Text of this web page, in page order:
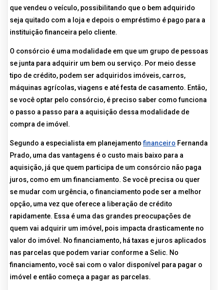
que vendeu o veículo, possibilitando que o bem adquirido
seja quitado com a loja e depois o empréstimo é pago para a
instituição financeira pelo cliente.
O consórcio é uma modalidade em que um grupo de pessoas
se junta para adquirir um bem ou serviço. Por meio desse
tipo de crédito, podem ser adquiridos imóveis, carros,
máquinas agrícolas, viagens e até festa de casamento. Então,
se você optar pelo consórcio, é preciso saber como funciona
o passo a passo para a aquisição dessa modalidade de
compra de imóvel.
Segundo a especialista em planejamentofinanceiro Fernanda
Prado, uma das vantagens é o custo mais baixo para a
aquisição, já que quem participa de um consórcio não paga
juros, como em um financiamento. Se você precisa ou quer
se mudar com urgência, o financiamento pode ser a melhor
opção, uma vez que oferece a liberação de crédito
rapidamente. Essa é uma das grandes preocupações de
quem vai adquirir um imóvel, pois impacta drasticamente no
valor do imóvel. No financiamento, há taxas e juros aplicados
nas parcelas que podem variar conforme a Selic. No
financiamento, você sai com o valor disponível para pagar o
imóvel e então começa a pagar as parcelas.